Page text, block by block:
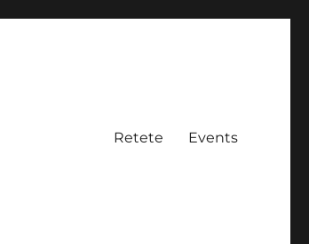
Retete Events